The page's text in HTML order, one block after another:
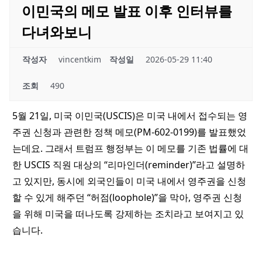
이민국의 메모 발표 이후 인터뷰를
다녀와보니
작성자 vincentkim 작성일 2026-05-29 11:40
조회 490
5월 21일, 미국 이민국(USCIS)은 미국 내에서 접수되는 영
주권 신청과 관련한 정책 메모(PM-602-0199)를 발표했었
는데요. 그래서 트럼프 행정부는 이 메모를 기존 법률에 대
한 USCIS 직원 대상의 “리마인더(reminder)”라고 설명하
고 있지만, 동시에 외국인들이 미국 내에서 영주권을 신청
할 수 있게 해주던 “허점(loophole)”을 막아, 영주권 신청
을 위해 미국을 떠나도록 강제하는 조치라고 보여지고 있
습니다.